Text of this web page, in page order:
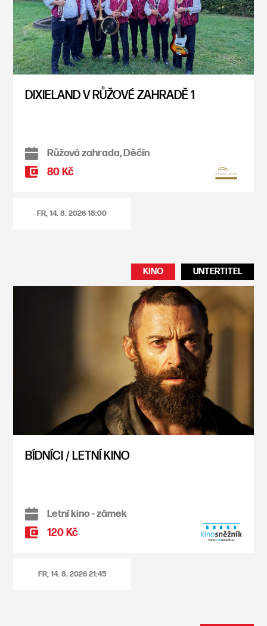
DIXIELAND V RŮŽOVÉ ZAHRADĚ 1
Růžová zahrada, Děčín
80 Kč
FR, 14. 8. 202618:00
KINO UNTERTITEL
BÍDNÍCI / LETNÍ KINO
Letní kino - zámek
120 Kč
FR, 14. 8. 202621:45